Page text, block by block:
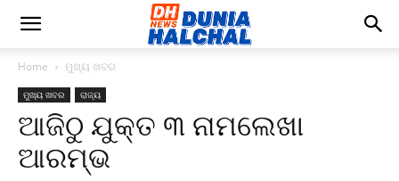
Home ମୁଖ୍ୟ ଖବର
ମୁଖ୍ୟ ଖବର ରାଜ୍ୟ
ଆଜିଠୁ ଯୁକ୍ତ ୩ ନାମଲେଖା
ଆରମ୍ଭ